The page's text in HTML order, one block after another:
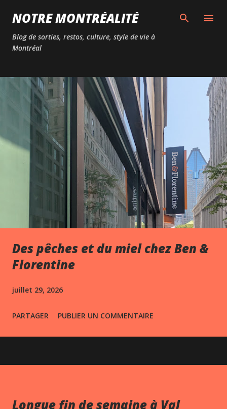
Passer au contenu principal
NOTRE MONTRÉALITÉ
Blog de sorties, restos, culture, style de vie à
Montréal
Des pêches et du miel chez Ben &
Florentine
juillet 29, 2026
PARTAGER PUBLIER UN COMMENTAIRE
Longue fin de semaine à Val